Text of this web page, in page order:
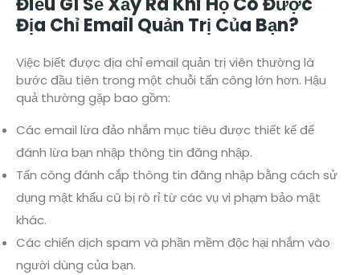
Địa Chỉ Email Quản Trị Của Bạn?
Việc biết được địa chỉ email quản trị viên thường là
bước đầu tiên trong một chuỗi tấn công lớn hơn. Hậu
quả thường gặp bao gồm:
Các email lừa đảo nhắm mục tiêu được thiết kế để
đánh lừa bạn nhập thông tin đăng nhập.
Tấn công đánh cắp thông tin đăng nhập bằng cách sử
dụng mật khẩu cũ bị rò rỉ từ các vụ vi phạm bảo mật
khác.
Các chiến dịch spam và phần mềm độc hại nhắm vào
người dùng của bạn.